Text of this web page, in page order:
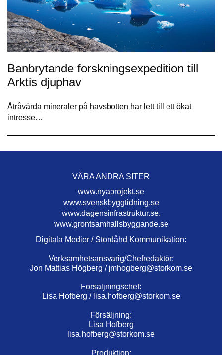
Banbrytande forskningsexpedition till
Arktis djuphav
Åtråvärda mineraler på havsbotten har lett till ett ökat
intresse…
VÅRA ANDRA SITER
www.nyaprojekt.se
www.svenskbyggtidning.se
www.dagensinfrastruktur.se.
www.grontsamhallsbyggande.se
Digitala Medier / Stordåhd Kommunikation:
Verksamhetsansvarig/Chefredaktör:
Jon Mattias Högberg / jmhogberg@storkom.se
Försäljningschef:
Lisa Hofberg / lisa.hofberg@storkom.se
Försäljning:
Lisa Hofberg
lisa.hofberg@storkom.se
Produktion: